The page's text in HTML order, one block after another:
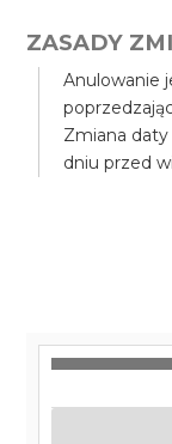
ZASADY
Anulowanie
Zmiana
dniu przed